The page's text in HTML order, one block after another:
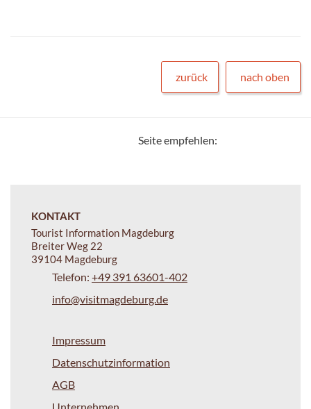
zurück nach oben
Seite empfehlen:
KONTAKT
Tourist Information Magdeburg
Breiter Weg 22
39104 Magdeburg
Telefon: +49 391 63601-402
info@visitmagdeburg.de
Impressum
Datenschutzinformation
AGB
Unternehmen